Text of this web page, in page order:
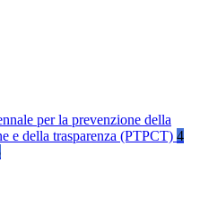
per la prevenzione della
e della trasparenza (PTPCT) 4